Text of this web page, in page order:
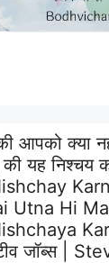
आपको क्या
की यह
Utna Hi
जॉब्स |